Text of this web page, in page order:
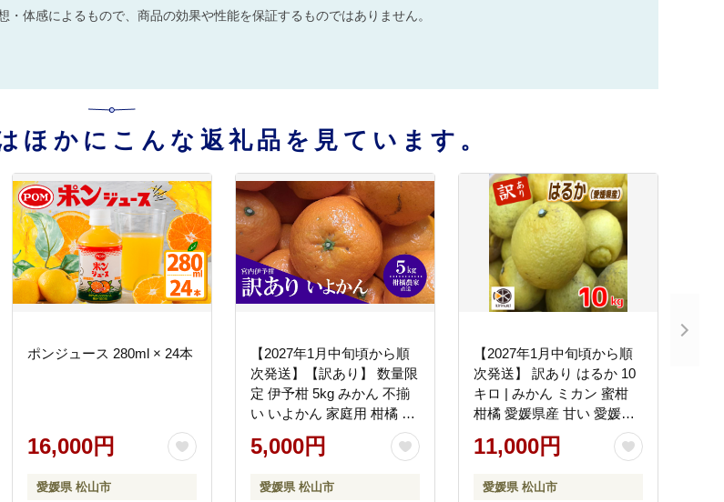
体感によるもので、商品の効果や性能を保証するものではありません。
ほかにこんな返礼品を見ています。
ポンジュース 280ml × 24本
16,000円
愛媛県 松山市
【2027年1月中旬頃から順
次発送】【訳あり】 数量限
定 伊予柑 5kg みかん 不揃
い いよかん 家庭用 柑橘 愛
媛 松山 北条 果物 フルーツ
産地直送 みかん 農家直送
5,000円
愛媛県 松山市
【2027年1月中旬頃から順
次発送】 訳あり はるか 10
キロ | みかん ミカン 蜜柑
柑橘 愛媛県産 甘い 愛媛み
かん フレッシュ おいしい
フルーツ 規格外 わけあり
産 くだもの 愛媛県 松山市
11,000円
愛媛県 松山市